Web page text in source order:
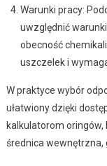
Warunki pracy:
uwzględnić
obecność
uszczelek i
W praktyce wybór
ułatwiony dzięki
kalkulatorom
średnica wewnętrzna,